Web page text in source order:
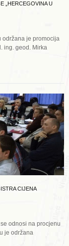
„HERCEGOVINA U
održana je promocija
ing. geod. Mirka
CIJENA
odnosi na procjenu
je održana